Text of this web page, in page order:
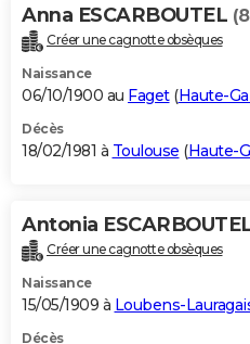
Anna ESCARBOUTEL
Créer une cagnotte obsèques
Naissance
06/10/1900 au Faget(Haute-
Décès
18/02/1981 à Toulouse (Haute-
Antonia
Créer une cagnotte obsèques
Naissance
15/05/1909 à Loubens-
Décès